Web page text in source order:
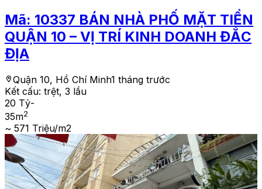
Mã: 10337 BÁN NHÀ PHỐ MẶT TIỀN
QUẬN 10 – VỊ TRÍ KINH DOANH ĐẮC
ĐỊA
Quận 10, Hồ Chí Minh1 tháng trước
Kết cấu: trệt, 3 lầu
20 Tỷ-
35m2
~ 571 Triệu/m2